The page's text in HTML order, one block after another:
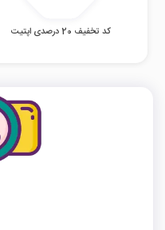
کد تخفیف 20 درصدی اپتیت